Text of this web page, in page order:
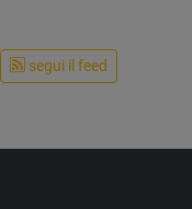
segui il feed